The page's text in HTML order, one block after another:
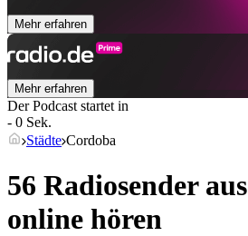
Mehr erfahren
Mehr erfahren
Der Podcast startet in
- 0 Sek.
Städte Cordoba
56 Radiosender aus
online hören